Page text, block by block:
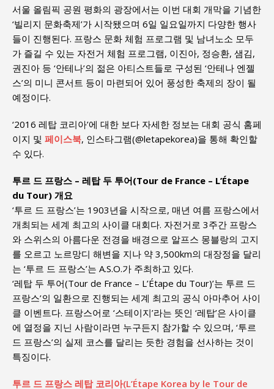
서울 올림픽 공원 평화의 광장에서는 이번 대회 개막을 기념한
‘빌리지 문화축제’가 시작됐으며 6일 일요일까지 다양한 행사
들이 진행된다. 프랑스 문화 체험 프로그램 및 남녀노소 모두
가 즐길 수 있는 자전거 체험 프로그램, 이진아, 정승환, 샘김,
권진아 등 ‘안테나’의 젊은 아티스트들로 구성된 ‘안테나 엔젤
스’의 미니 콘서트 등이 마련되어 있어 풍성한 축제의 장이 될
예정이다.
‘2016 레탑 코리아’에 대한 보다 자세한 정보는 대회 공식 홈페
이지 및 페이스북, 인스타그램(@letapekorea)을 통해 확인할
수 있다.
투르 드 프랑스 – 레탑 두 투어(Tour de France – L’Étape
du Tour) 개요
‘투르 드 프랑스’는 1903년을 시작으로, 매년 여름 프랑스에서
개최되는 세계 최고의 사이클 대회다. 자전거로 3주간 프랑스
와 스위스의 아름다운 전경을 배경으로 알프스 몽블랑의 고지
를 오르고 노르망디 해변을 지나 약 3,500km의 대장정을 달리
는 ‘투르 드 프랑스’는 A.S.O.가 주최하고 있다.
‘레탑 두 투어(Tour de France – L’Étape du Tour)’는 투르 드
프랑스’의 일환으로 진행되는 세계 최고의 공식 아마추어 사이
클 이벤트다. 프랑스어로 ‘스테이지’라는 뜻인 ‘레탑’은 사이클
에 열정을 지닌 사람이라면 누구든지 참가할 수 있으며, ‘투르
드 프랑스’의 실제 코스를 달리는 듯한 경험을 선사하는 것이
특징이다.
투르 드 프랑스 레탑 코리아(L’Étape Korea by le Tour de